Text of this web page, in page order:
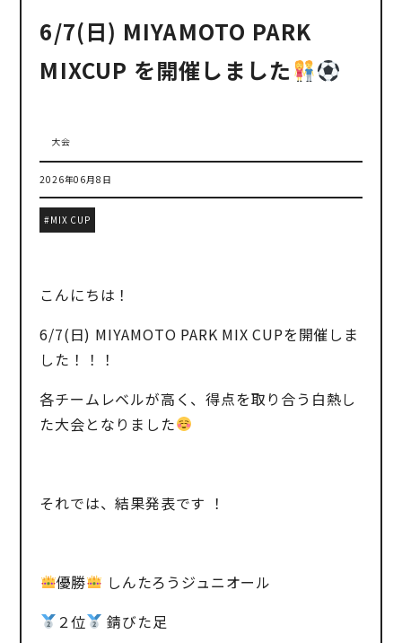
6/7(日) MIYAMOTO PARK
MIXCUP を開催しました
大会
2026年06月8日
MIX CUP
こんにちは！
6/7(日) MIYAMOTO PARK MIX CUPを開催しま
した！！！
各チームレベルが高く、得点を取り合う白熱し
た大会となりました
それでは、結果発表です ！
優勝
しんたろうジュニオール
２位
錆びた足